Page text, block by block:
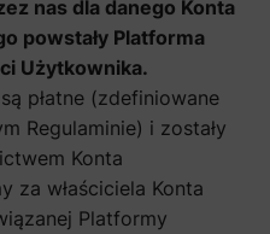
nas dla danego Konta
powstały Platforma
Użytkownika.
płatne (zdefiniowane
Regulaminie) i zostały
Konta
za właściciela Konta
Platformy